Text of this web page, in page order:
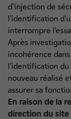
d'injection de
l’identification
interrompre
Après
incohérence
l’identification
nouveau réalisé
assurer sa
En raison de la
direction du site